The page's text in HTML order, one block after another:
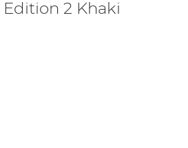
Edition 2 Khaki